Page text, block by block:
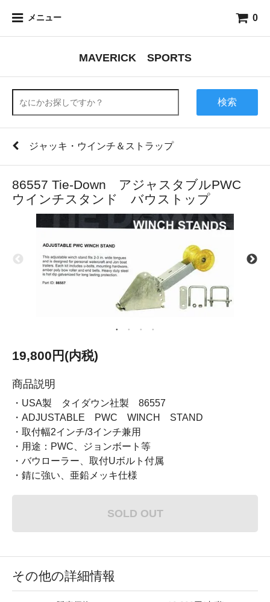
メニュー 0
MAVERICK SPORTS
検索
ジャッキ・ウインチ＆ストラップ
86557 Tie-Down アジャスタブルPWC
ウインチスタンド バウストップ
19,800円(内税)
商品説明
・USA製 タイダウン社製 86557
・ADJUSTABLE PWC WINCH STAND
・取付幅2インチ/3インチ兼用
・用途：PWC、ジョンボート等
・バウローラー、取付Uボルト付属
・錆に強い、亜鉛メッキ仕様
SOLD OUT
その他の詳細情報